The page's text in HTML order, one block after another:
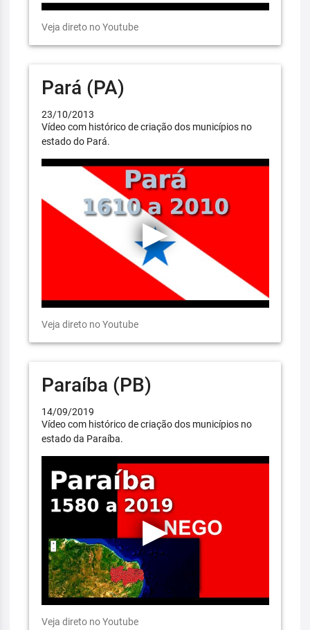
Veja direto no Youtube
Pará (PA)
23/10/2013
Vídeo com histórico de criação dos municípios no
estado do Pará.
Veja direto no Youtube
Paraíba (PB)
14/09/2019
Vídeo com histórico de criação dos municípios no
estado da Paraíba.
Veja direto no Youtube